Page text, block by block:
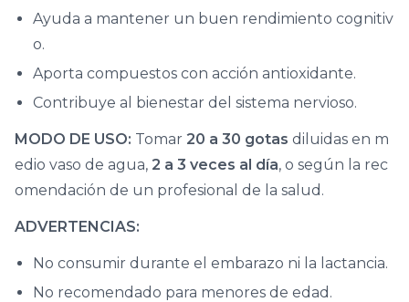
Ayuda a mantener un buen rendimiento cognitiv
o.
Aporta compuestos con acción antioxidante.
Contribuye al bienestar del sistema nervioso.
MODO DE USO: Tomar 20 a 30 gotas diluidas en m
edio vaso de agua, 2 a 3 veces al día, o según la rec
omendación de un profesional de la salud.
ADVERTENCIAS:
No consumir durante el embarazo ni la lactancia.
No recomendado para menores de edad.